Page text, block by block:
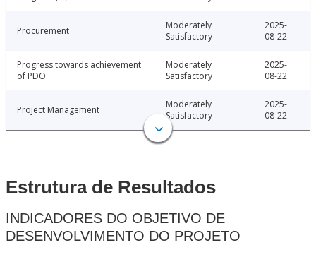
Procurement
Moderately
Satisfactory
2025-
08-22
Progress towards achievement
of PDO
Moderately
Satisfactory
2025-
08-22
Project Management
Moderately
Satisfactory
2025-
08-22
Estrutura de Resultados
INDICADORES DO OBJETIVO DE
DESENVOLVIMENTO DO PROJETO